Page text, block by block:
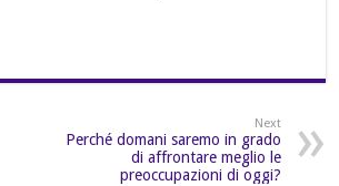
Next
Perché domani saremo in grado
di affrontare meglio le
preoccupazioni di oggi?